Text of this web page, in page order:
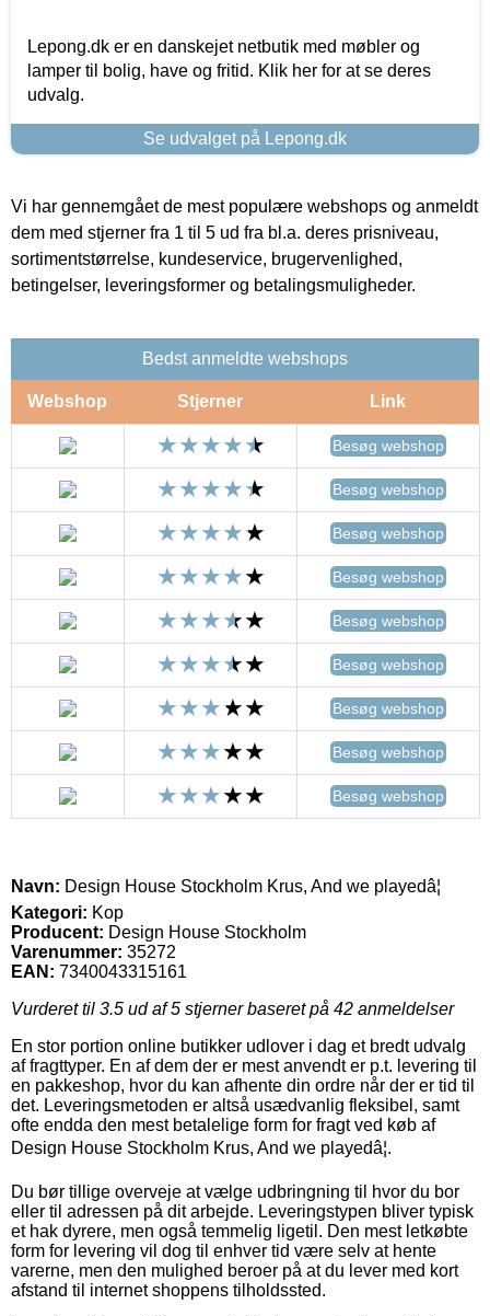
Lepong.dk er en danskejet netbutik med møbler og
lamper til bolig, have og fritid. Klik her for at se deres
udvalg.
Se udvalget på Lepong.dk
Vi har gennemgået de mest populære webshops og anmeldt
dem med stjerner fra 1 til 5 ud fra bl.a. deres prisniveau,
sortimentstørrelse, kundeservice, brugervenlighed,
betingelser, leveringsformer og betalingsmuligheder.
Bedst anmeldte webshops
Webshop Stjerner Link
Besøg webshop
Besøg webshop
Besøg webshop
Besøg webshop
Besøg webshop
Besøg webshop
Besøg webshop
Besøg webshop
Besøg webshop
Navn: Design House Stockholm Krus, And we playedâ¦
Kategori: Kop
Producent: Design House Stockholm
Varenummer: 35272
EAN: 7340043315161
Vurderet til 3.5 ud af 5 stjerner baseret på 42 anmeldelser
En stor portion online butikker udlover i dag et bredt udvalg
af fragttyper. En af dem der er mest anvendt er p.t. levering til
en pakkeshop, hvor du kan afhente din ordre når der er tid til
det. Leveringsmetoden er altså usædvanlig fleksibel, samt
ofte endda den mest betalelige form for fragt ved køb af
Design House Stockholm Krus, And we playedâ¦.
Du bør tillige overveje at vælge udbringning til hvor du bor
eller til adressen på dit arbejde. Leveringstypen bliver typisk
et hak dyrere, men også temmelig ligetil. Den mest letkøbte
form for levering vil dog til enhver tid være selv at hente
varerne, men den mulighed beroer på at du lever med kort
afstand til internet shoppens tilholdssted.